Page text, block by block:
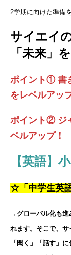
2学期に向けた準備
サイエイ
「未来」
ポイント① 書
をレベルアッ
ポイント② ジ
ベルアップ！
【英語】
☆「中学生英
→グローバル化も進
れます。そこで、
「聞く」「話す」